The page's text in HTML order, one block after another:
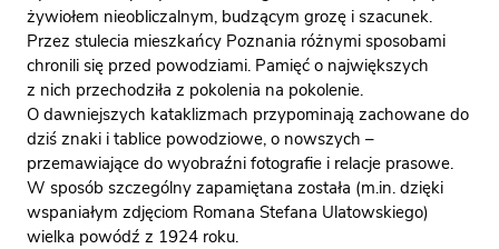
żywiołem nieobliczalnym, budzącym grozę i szacunek.
Przez stulecia mieszkańcy Poznania różnymi sposobami
chronili się przed powodziami. Pamięć o największych
z nich przechodziła z pokolenia na pokolenie.
O dawniejszych kataklizmach przypominają zachowane do
dziś znaki i tablice powodziowe, o nowszych –
przemawiające do wyobraźni fotografie i relacje prasowe.
W sposób szczególny zapamiętana została (m.in. dzięki
wspaniałym zdjęciom Romana Stefana Ulatowskiego)
wielka powódź z 1924 roku.